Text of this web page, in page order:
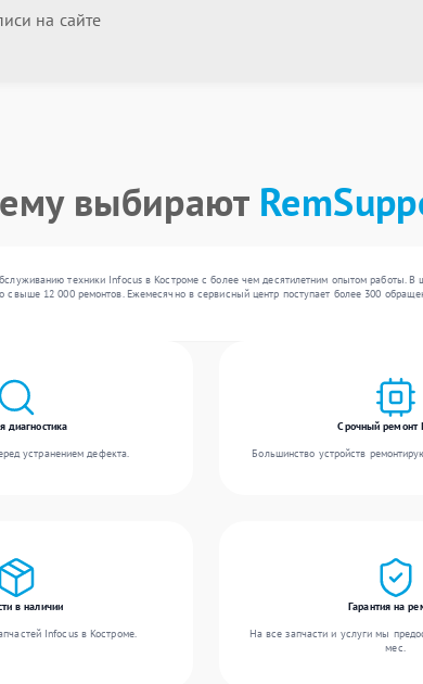
на сайте
выбирают
техники Infocus в Костроме с более чем десятилетним опытом работы.
12 000 ремонтов. Ежемесячно в сервисный центр поступает более 300
диагностика
устранением дефекта.
Срочный ремонт
Большинство устройств
в наличии
Infocus в Костроме.
Гарантия на
На все запчасти и услуги мы
мес.